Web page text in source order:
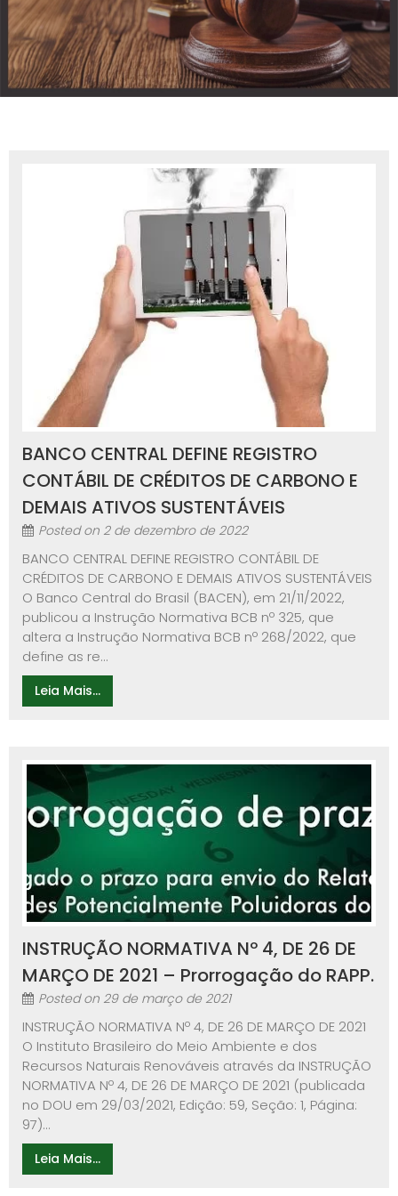
BANCO CENTRAL DEFINE REGISTRO
CONTÁBIL DE CRÉDITOS DE CARBONO E
DEMAIS ATIVOS SUSTENTÁVEIS
Posted on 2 de dezembro de 2022
BANCO CENTRAL DEFINE REGISTRO CONTÁBIL DE
CRÉDITOS DE CARBONO E DEMAIS ATIVOS SUSTENTÁVEIS
O Banco Central do Brasil (BACEN), em 21/11/2022,
publicou a Instrução Normativa BCB nº 325, que
altera a Instrução Normativa BCB nº 268/2022, que
define as re...
Leia Mais...
INSTRUÇÃO NORMATIVA Nº 4, DE 26 DE
MARÇO DE 2021 – Prorrogação do RAPP.
Posted on 29 de março de 2021
INSTRUÇÃO NORMATIVA Nº 4, DE 26 DE MARÇO DE 2021
O Instituto Brasileiro do Meio Ambiente e dos
Recursos Naturais Renováveis através da INSTRUÇÃO
NORMATIVA Nº 4, DE 26 DE MARÇO DE 2021 (publicada
no DOU em 29/03/2021, Edição: 59, Seção: 1, Página:
97)...
Leia Mais...